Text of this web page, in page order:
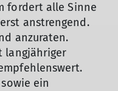
fordert alle Sinne
anstrengend.
anzuraten.
langjähriger
ein